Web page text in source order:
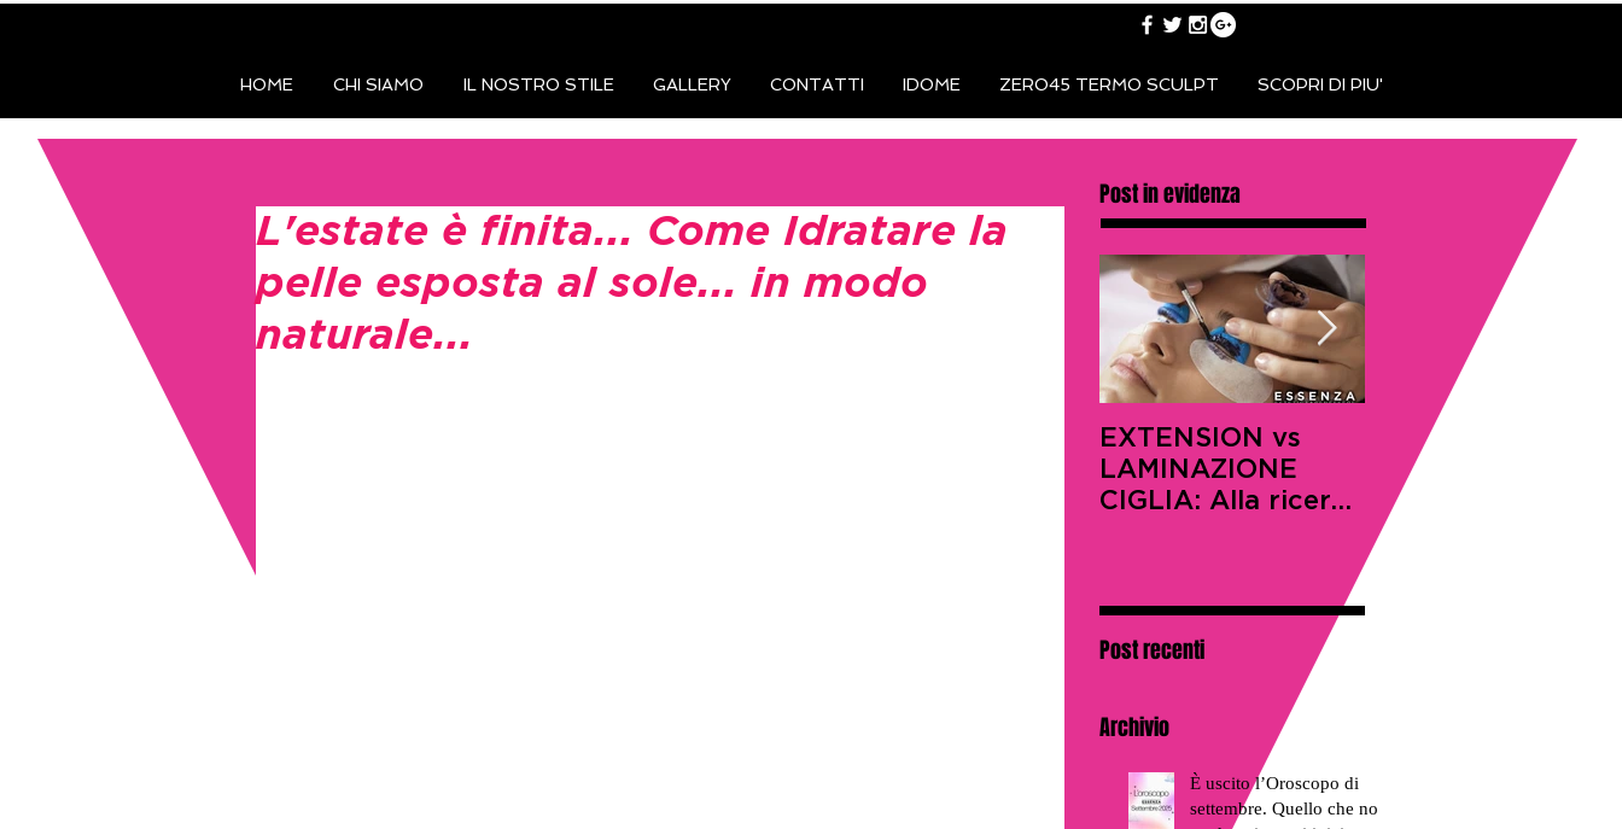
HOME CHI SIAMO IL NOSTRO STILE GALLERY CONTATTI IDOME ZERO45 TERMO SCULPT SCOPRI DI PIU'
Post in evidenza
EXTENSION vs
LAMINAZIONE
CIGLIA: Alla ricerca
SEGRETI ANTI-
ETA’: I
DERMATOLOGI LI
SVELANO AI
AMICI
Post recenti
Archivio
È uscito l’Oroscopo di
settembre. Quello che non
L'estate è finita... Come Idratare la
pelle esposta al sole... in modo
naturale...